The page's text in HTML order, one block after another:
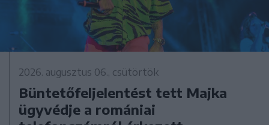
2026. augusztus 06., csütörtök
Büntetőfeljelentést tett Majka
ügyvédje a romániai